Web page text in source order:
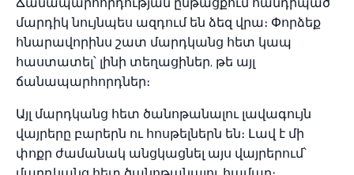
մարդիկ նույնպես ազդում են ձեզ վրա։ Փորձեք
հնարավորինս շատ մարդկանց հետ կապ
հաստատել՝ լինի տեղացիներ, թե այլ
ճանապարհորդներ։
Այլ մարդկանց հետ ծանոթանալու լավագույն
վայրերը բարերն ու հոսթելներն են։ Լավ է մի
փոքր ժամանակ անցկացնել այս վայրերում՝